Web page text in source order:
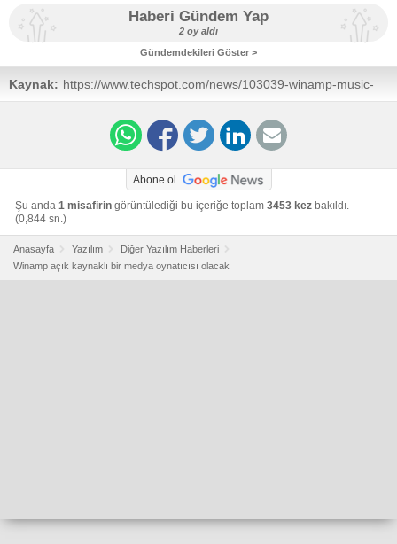
Haberi Gündem Yap
2 oy aldı
Gündemdekileri Göster >
Kaynak: https://www.techspot.com/news/103039-winamp-music-
player-soon-become-open-source-project.html
Abone ol
Şu anda 1 misafirin görüntülediği bu içeriğe toplam 3453 kez bakıldı.
(0,844 sn.)
Anasayfa Yazılım
Diğer Yazılım Haberleri
Winamp açık kaynaklı bir medya oynatıcısı olacak